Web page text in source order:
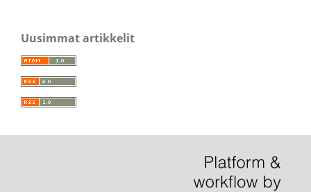
Uusimmat artikkelit